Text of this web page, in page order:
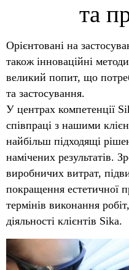
та
Орієнтовані на
також інноваційні
великий попит, що
та застосування.
У центрах компетенції
співпраці з нашими
найбільш підходящі
намічених результатів.
виробничих витрат,
покращення естетичної
термінів виконання
діяльності клієнтів Sika.